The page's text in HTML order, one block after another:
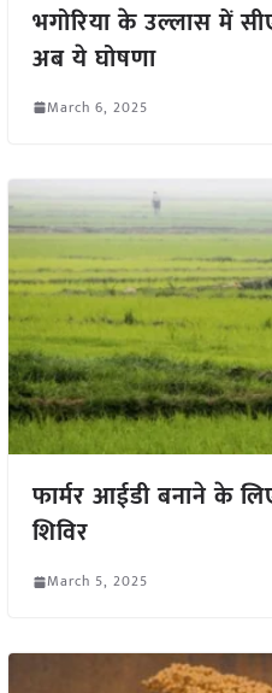
भगोरिया के उल्लास में
अब ये घोषणा
March 6, 2025
फार्मर आईडी बनाने के
शिविर
March 5, 2025